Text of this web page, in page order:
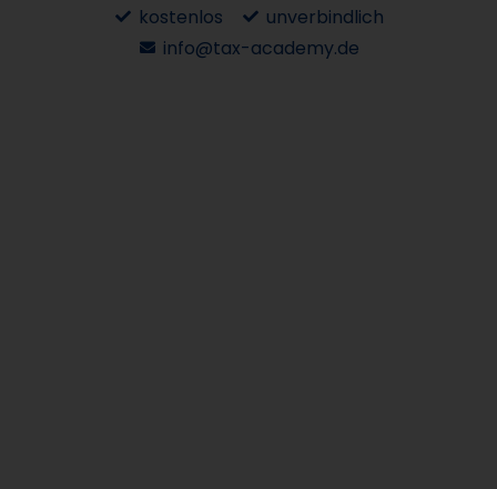
kostenlos
unverbindlich
info@tax-academy.de